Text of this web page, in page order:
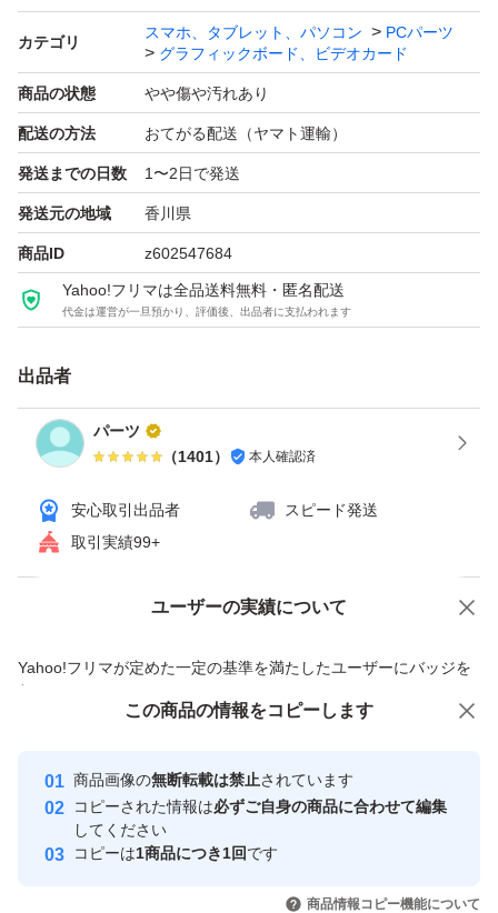
カテゴリ
スマホ、タブレット、パソコン
PCパーツ
グラフィックボード、ビデオカード
商品の状態 やや傷や汚れあり
配送の方法 おてがる配送（ヤマト運輸）
発送までの日数 1〜2日で発送
発送元の地域 香川県
商品ID z602547684
Yahoo!フリマは全品送料無料・匿名配送
代金は運営が一旦預かり、評価後、出品者に支払われます
出品者
パーツ
（1401） 本人確認済
安心取引出品者
スピード発送
取引実績99+
ユーザーの実績について
Yahoo!フリマが定めた一定の基準を満たしたユーザーにバッジを
付与しています
安心取引出品者
心・安全なユーザーです
取引実績
引を完了させた実績があります
価格の相談 商品への質問
この商品の情報をコピーします
商品画像の無断転載は禁止されています
コピーされた情報は必ずご自身の商品に合わせて編集
してください
コピーは1商品につき1回です
商品情報コピー機能について
この商品をみている人にオススメ